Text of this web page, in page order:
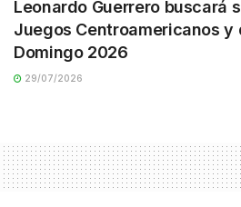
Leonardo Guerrero buscará
Juegos Centroamericanos y
Domingo 2026
29/07/2026